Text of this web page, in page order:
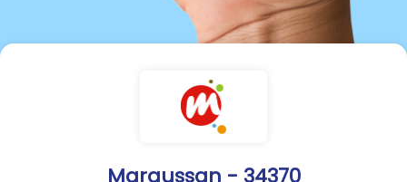
Maraussan - 34370